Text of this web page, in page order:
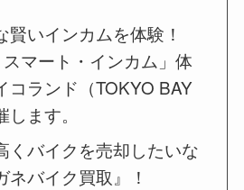
賢いインカムを体験！
スマート・インカム」体
コランド（TOKYO BAY
ます。
くバイクを売却したいな
ネバイク買取』！